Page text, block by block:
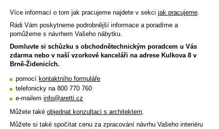
Více informací o tom jak pracujeme najdete v sekci jak pracujeme.
Rádi Vám poskytneme podrobnější informace a poradíme a
pomůžeme s návrhem Vašeho nábytku.
Domluvte si schůzku s obchodnětechnickým poradcem u Vás
zdarma nebo v naší vzorkové kanceláři na adrese Kulkova 8 v
Brně-Židenicích.
pomocí kontaktního formuláře
telefonicky na 800 770 760
e-mailem info@aretti.cz
Můžete také objednat konzultaci s architektem.
Můžete si také spočítat cenu za zpracování návrhu Vašeho interiéru